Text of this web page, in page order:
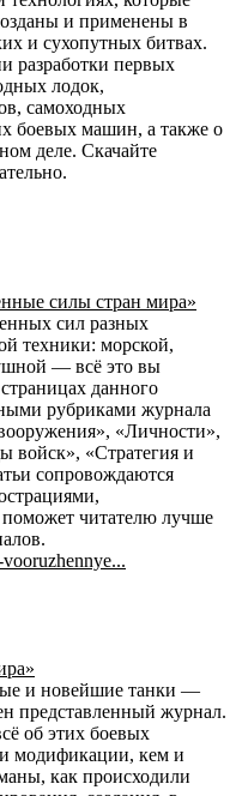
и применены в
и сухопутных битвах.
разработки первых
лодок,
самоходных
боевых машин, а также о
деле. Скачайте
силы стран мира»
сил разных
техники: морской,
— всё это вы
данного
рубриками журнала
«Личности»,
войск», «Стратегия и
сопровождаются
читателю лучше
и новейшие танки —
представленный журнал.
об этих боевых
модификации, кем и
как происходили